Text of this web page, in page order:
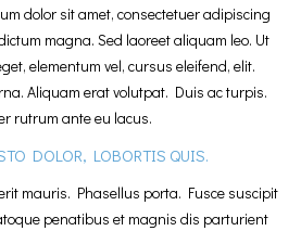
dolor sit amet, consectetuer adipiscing
magna. Sed laoreet aliquam leo. Ut
elementum vel, cursus eleifend, elit.
Aliquam erat volutpat. Duis ac turpis.
rutrum ante eu lacus.
DOLOR, LOBORTIS QUIS.
mauris. Phasellus porta. Fusce suscipit
penatibus et magnis dis parturient